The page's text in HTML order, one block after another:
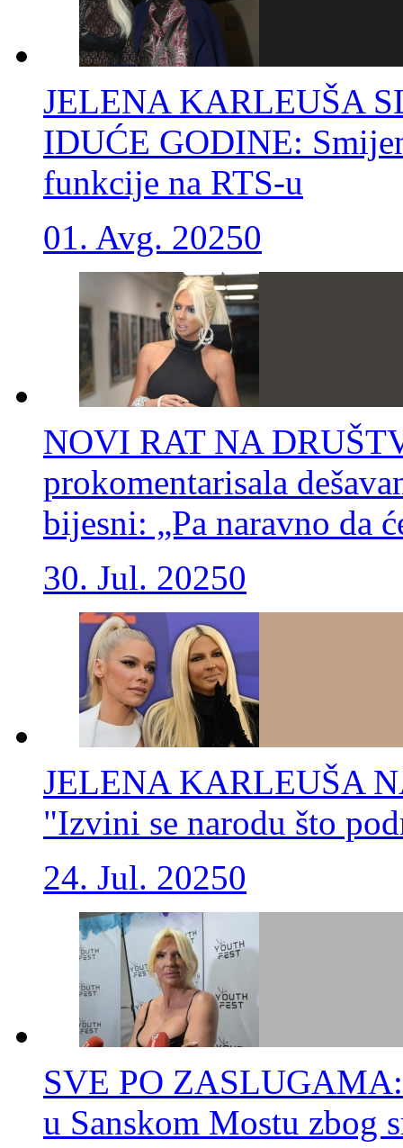
JELENA KARLEUŠA
IDUĆE GODINE:
funkcije na RTS-u
01. Avg. 20250
NOVI RAT NA
prokomentarisala
bijesni: „Pa naravno da
30. Jul. 20250
JELENA KARLEUŠA
"Izvini se narodu što
24. Jul. 20250
SVE PO ZASLUGAMA:
u Sanskom Mostu zbog